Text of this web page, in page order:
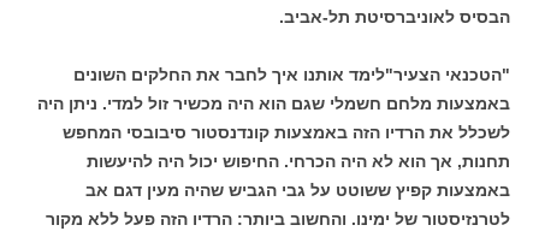
הבסיס לאוניברסיטת תל-אביב.
"הטכנאי הצעיר"לימד אותנו איך לחבר את החלקים השונים
באמצעות מלחם חשמלי שגם הוא היה מכשיר זול למדי. ניתן היה
לשכלל את הרדיו הזה באמצעות קונדנסטור סיבובסי המחפש
תחנות, אך הוא לא היה הכרחי. החיפוש יכול היה להיעשות
באמצעות קפיץ ששוטט על גבי הגביש שהיה מעין דגם אב
לטרנזיסטור של ימינו. והחשוב ביותר: הרדיו הזה פעל ללא מקור